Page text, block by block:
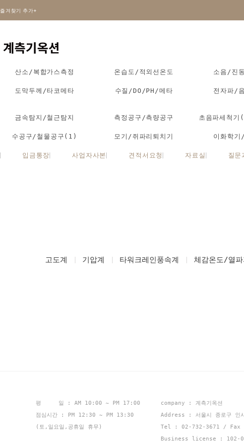
즐겨찾기 추가+
산소/복합가스측정 온습도/적외선온도 소음/진
도막두께/타코메타 수질/DO/PH/메타 전자파/
금속탐지/철근탐지 측정공구/측량공구 초음파세척
수공구/철물공구(1) 모기/쥐파리퇴치기 이화학기
입금통장 사업자사본 견적서요청 자료실 질문
고도계 기압계 타워크레인풍속계 체감온도/열파
평 일 : AM 10:00 ~ PM 17:00
점심시간 : PM 12:30 ~ PM 13:30
(토,일요일,공휴일 휴무)
company : 계측기옥션
Address : 서울시 종로구 인
Tel : 02-732-3671 /
Business license : 102-